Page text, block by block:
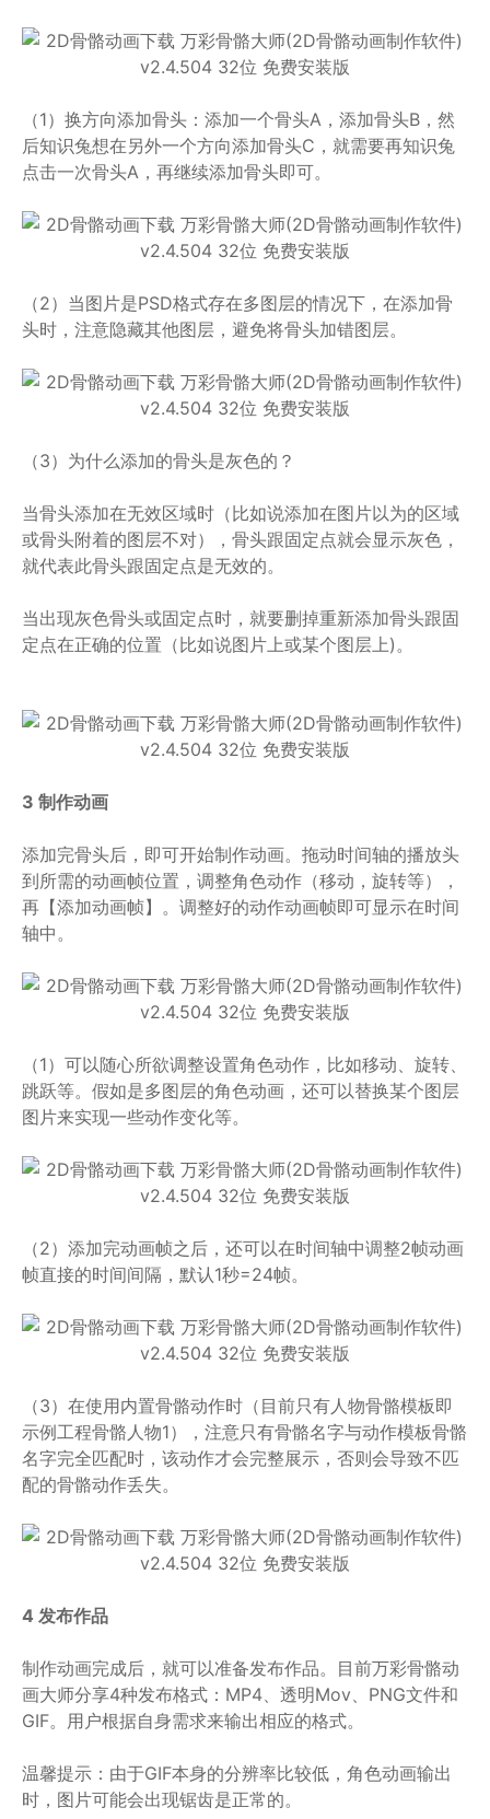
（1）换方向添加骨头：添加一个骨头A，添加骨头B，然
后知识兔想在另外一个方向添加骨头C，就需要再知识兔
点击一次骨头A，再继续添加骨头即可。
（2）当图片是PSD格式存在多图层的情况下，在添加骨
头时，注意隐藏其他图层，避免将骨头加错图层。
（3）为什么添加的骨头是灰色的？
当骨头添加在无效区域时（比如说添加在图片以为的区域
或骨头附着的图层不对），骨头跟固定点就会显示灰色，
就代表此骨头跟固定点是无效的。
当出现灰色骨头或固定点时，就要删掉重新添加骨头跟固
定点在正确的位置（比如说图片上或某个图层上)。
3 制作动画
添加完骨头后，即可开始制作动画。拖动时间轴的播放头
到所需的动画帧位置，调整角色动作（移动，旋转等），
再【添加动画帧】。调整好的动作动画帧即可显示在时间
轴中。
（1）可以随心所欲调整设置角色动作，比如移动、旋转、
跳跃等。假如是多图层的角色动画，还可以替换某个图层
图片来实现一些动作变化等。
（2）添加完动画帧之后，还可以在时间轴中调整2帧动画
帧直接的时间间隔，默认1秒=24帧。
（3）在使用内置骨骼动作时（目前只有人物骨骼模板即
示例工程骨骼人物1），注意只有骨骼名字与动作模板骨骼
名字完全匹配时，该动作才会完整展示，否则会导致不匹
配的骨骼动作丢失。
4 发布作品
制作动画完成后，就可以准备发布作品。目前万彩骨骼动
画大师分享4种发布格式：MP4、透明Mov、PNG文件和
GIF。用户根据自身需求来输出相应的格式。
温馨提示：由于GIF本身的分辨率比较低，角色动画输出
时，图片可能会出现锯齿是正常的。